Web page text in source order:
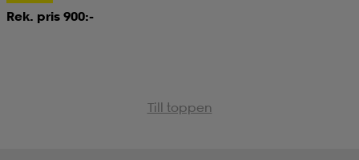
Rek. pris 900:-
Till toppen